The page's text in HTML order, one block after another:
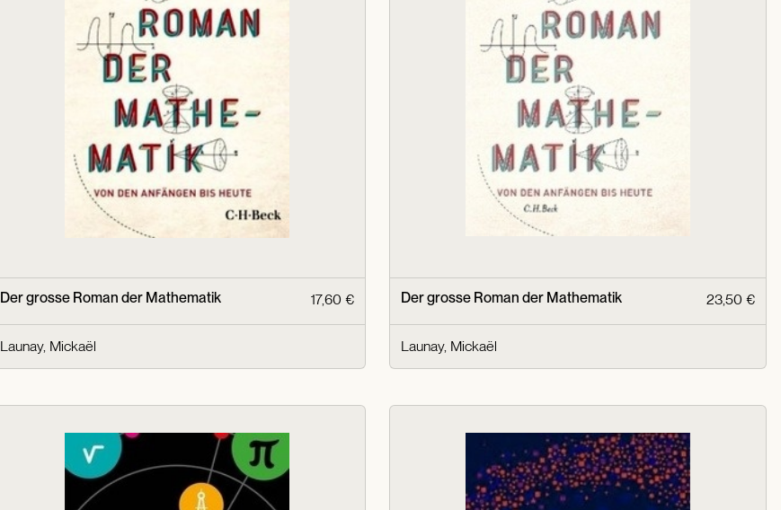
Der grosse Roman der Mathematik 17,60 €
Launay, Mickaël
Der grosse Roman der Mathematik 23,50 €
Launay, Mickaël